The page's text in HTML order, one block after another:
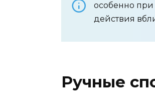
особенно при
действия
Ручные